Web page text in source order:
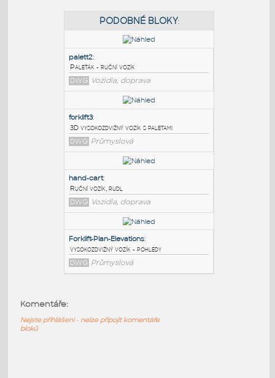
Paleťák - ruční vozík
DWG Vozidla, doprava
forklift3:
3D vysokozdvižný vozík s paletami
DWG Průmyslová
Komentáře:
Nejste přihlášeni - nelze připojit komentáře
bloků